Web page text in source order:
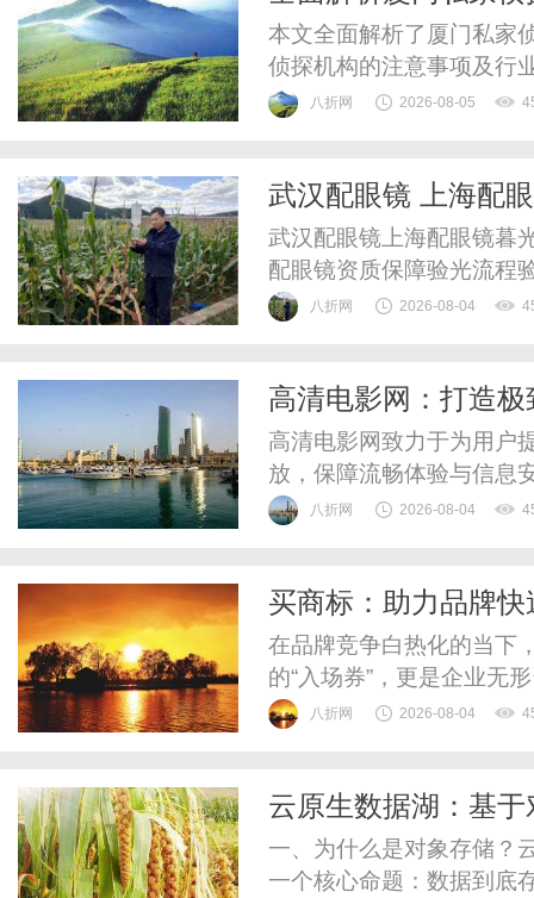
本文全面解析了厦门私家
侦探机构的注意事项及行
八折网 2026-08-05
武汉配眼镜 上海配
武汉配眼镜上海配眼镜暮
配眼镜资质保障验光流程
惠，兼顾高专业度与高性
八折网 2026-08-04
高清电影网：打造
高清电影网致力于为用户
放，保障流畅体验与信息
八折网 2026-08-04
买商标：助力品牌快
在品牌竞争白热化的当下
的“入场券”，更是企业无
中的传统企业，常因商标
快速获得市场认可度。本
八折网 2026-08-04
云原生数据湖：基
构的优势与天翼云实
一、为什么是对象存储？
一个核心命题：数据到底